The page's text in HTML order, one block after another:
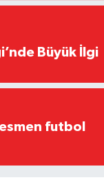
Büyük İlgi
futbol